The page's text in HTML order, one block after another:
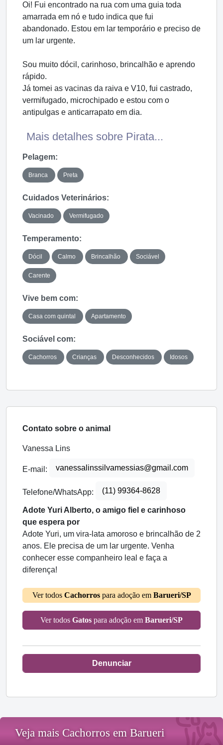
Oi! Fui encontrado na rua com uma guia toda
amarrada em nó e tudo indica que fui
abandonado. Estou em lar temporário e preciso de
um lar urgente.
Sou muito dócil, carinhoso, brincalhão e aprendo
rápido.
Já tomei as vacinas da raiva e V10, fui castrado,
vermifugado, microchipado e estou com o
antipulgas e anticarrapato em dia.
Mais detalhes sobre Pirata...
Pelagem:
Branca Preta
Cuidados Veterinários:
Vacinado Vermifugado
Temperamento:
Dócil Calmo Brincalhão Sociável
Carente
Vive bem com:
Casa com quintal Apartamento
Sociável com:
Cachorros Crianças Desconhecidos Idosos
Contato sobre o animal
Vanessa Lins
E-mail: vanessalinssilvamessias@gmail.com
Telefone/WhatsApp: (11) 99364-8628
Adote Yuri Alberto, o amigo fiel e carinhoso
que espera por
Adote Yuri, um vira-lata amoroso e brincalhão de 2
anos. Ele precisa de um lar urgente. Venha
conhecer esse companheiro leal e faça a
diferença!
Ver todos Cachorrospara adoção em Barueri/SP
Ver todos Gatos para adoção em Barueri/SP
Denunciar
Veja mais Cachorros em Barueri